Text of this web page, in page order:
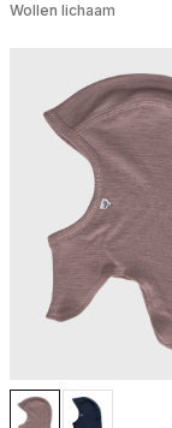
Wollen lichaam